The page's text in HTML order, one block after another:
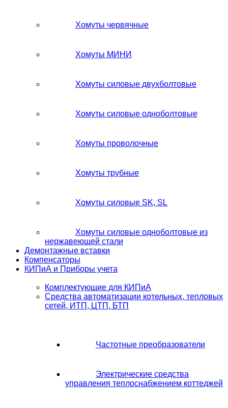
Хомуты червячные
Хомуты МИНИ
Хомуты силовые двухболтовые
Хомуты силовые одноболтовые
Хомуты проволочные
Хомуты трубные
Хомуты силовые SK, SL
Хомуты силовые одноболтовые из
нержавеющей стали
Демонтажные вставки
Компенсаторы
КИПиА и Приборы учета
Комплектующие для КИПиА
Средства автоматизации котельных, тепловых
сетей, ИТП, ЦТП, БТП
Частотные преобразователи
Электрические средства
управления теплоснабжением коттеджей